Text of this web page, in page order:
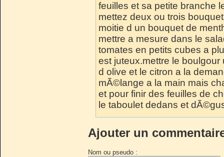
feuilles et sa petite branche
mettez deux ou trois
moitie d un bouquet de
mettre a mesure dans le
tomates en petits cubes a
est juteux.mettre le
d olive et le citron a la
mÃ©lange a la main mais
et pour finir des feuilles de
le taboulet dedans et
Ajouter un
Nom ou pseudo :